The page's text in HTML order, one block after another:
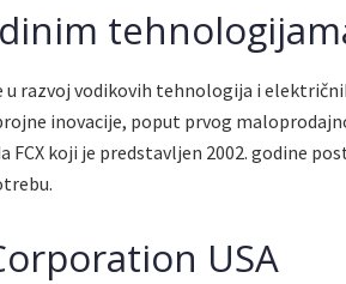
u razvoj vodikovih tehnologija i
inovacije, poput prvog
koji je predstavljen 2002. godine
USA